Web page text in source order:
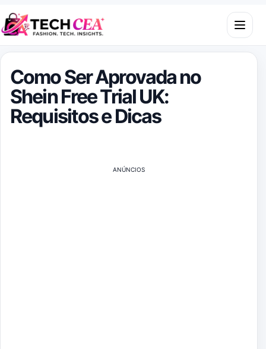
Skip to content
Open
Como Ser Aprovada no
Shein Free Trial UK:
Requisitos e Dicas
ANÚNCIOS